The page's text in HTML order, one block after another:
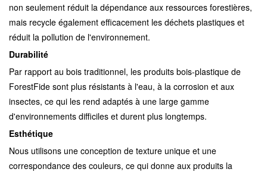
non seulement réduit la dépendance aux ressources forestières,
mais recycle également efficacement les déchets plastiques et
réduit la pollution de l'environnement.
Durabilité
Par rapport au bois traditionnel, les produits bois-plastique de
ForestFide sont plus résistants à l'eau, à la corrosion et aux
insectes, ce qui les rend adaptés à une large gamme
d'environnements difficiles et durent plus longtemps.
Esthétique
Nous utilisons une conception de texture unique et une
correspondance des couleurs, ce qui donne aux produits la